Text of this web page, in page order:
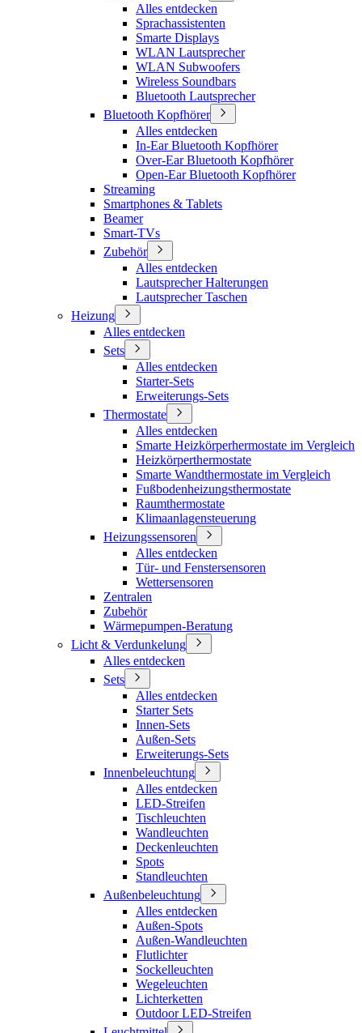
Alles entdecken
Sprachassistenten
Smarte Displays
WLAN Lautsprecher
WLAN Subwoofers
Wireless Soundbars
Bluetooth Lautsprecher
Bluetooth Kopfhörer
Alles entdecken
In-Ear Bluetooth Kopfhörer
Over-Ear Bluetooth Kopfhörer
Open-Ear Bluetooth Kopfhörer
Streaming
Smartphones & Tablets
Beamer
Smart-TVs
Zubehör
Alles entdecken
Lautsprecher Halterungen
Lautsprecher Taschen
Heizung
Alles entdecken
Sets
Alles entdecken
Starter-Sets
Erweiterungs-Sets
Thermostate
Alles entdecken
Smarte Heizkörperhermostate im Vergleich
Heizkörperthermostate
Smarte Wandthermostate im Vergleich
Fußbodenheizungsthermostate
Raumthermostate
Klimaanlagensteuerung
Heizungssensoren
Alles entdecken
Tür- und Fenstersensoren
Wettersensoren
Zentralen
Zubehör
Wärmepumpen-Beratung
Licht & Verdunkelung
Alles entdecken
Sets
Alles entdecken
Starter Sets
Innen-Sets
Außen-Sets
Erweiterungs-Sets
Innenbeleuchtung
Alles entdecken
LED-Streifen
Tischleuchten
Wandleuchten
Deckenleuchten
Spots
Standleuchten
Außenbeleuchtung
Alles entdecken
Außen-Spots
Außen-Wandleuchten
Flutlichter
Sockelleuchten
Wegeleuchten
Lichterketten
Outdoor LED-Streifen